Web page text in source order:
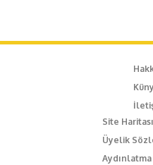
Site Haritası
Üyelik